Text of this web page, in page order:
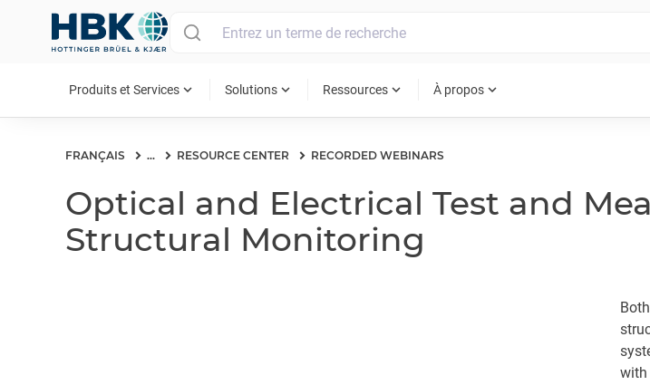
Produits et Services expand_more Solutions expand_more Ressources expand_more À propos expand_more
FRANÇAIS ... RESOURCE CENTER RECORDED WEBINARS
Optical and Electrical Test and
Structural Monitoring
with